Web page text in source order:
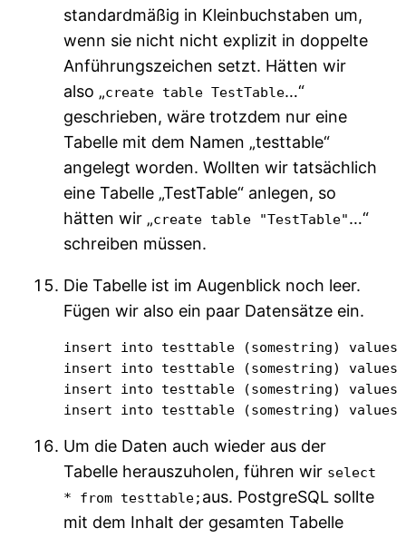
standardmäßig in Kleinbuchstaben um,
wenn sie nicht nicht explizit in doppelte
Anführungszeichen setzt. Hätten wir
also „create table TestTable…“
geschrieben, wäre trotzdem nur eine
Tabelle mit dem Namen „testtable“
angelegt worden. Wollten wir tatsächlich
eine Tabelle „TestTable“ anlegen, so
hätten wir „create table "TestTable"…“
schreiben müssen.
Die Tabelle ist im Augenblick noch leer.
Fügen wir also ein paar Datensätze ein.
insert into testtable (somestring)
insert into testtable (somestring)
insert into testtable (somestring)
insert into testtable (somestring)
Um die Daten auch wieder aus der
Tabelle herauszuholen, führen wir select
* from testtable; aus. PostgreSQL sollte
mit dem Inhalt der gesamten Tabelle